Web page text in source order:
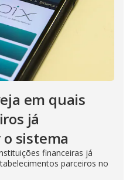
em quais
já
sistema
financeiras já
parceiros no